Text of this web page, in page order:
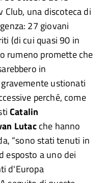
Club, una discoteca di
27 giovani
(di cui quasi 90 in
rumeno promette che
in
ustionati
perché, come
Catalin
Lutacche hanno
“sono stati tenuti in
esposto a uno dei
d'Europa